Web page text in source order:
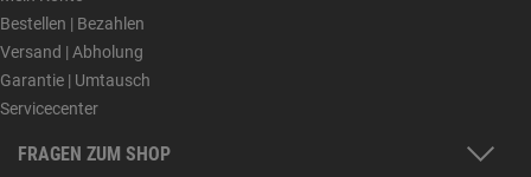
Bestellen | Bezahlen
Versand | Abholung
Garantie | Umtausch
Servicecenter
FRAGEN ZUM SHOP